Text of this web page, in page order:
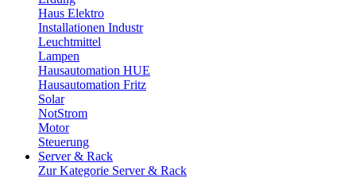
Haus Elektro
Installationen Industr
Leuchtmittel
Lampen
Hausautomation HUE
Hausautomation Fritz
Solar
NotStrom
Motor
Steuerung
Server & Rack
Zur Kategorie Server & Rack